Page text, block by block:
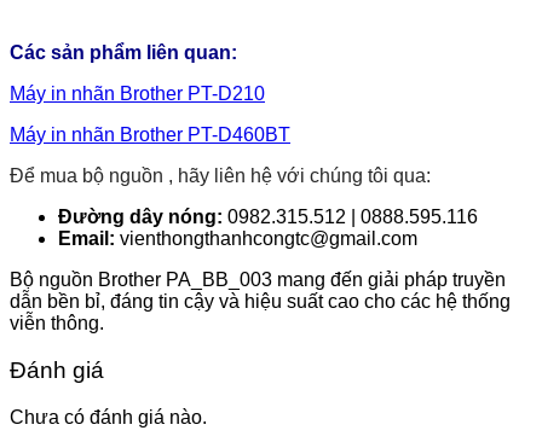
Các sản phẩm liên quan:
Máy in nhãn Brother PT-D210
Máy in nhãn Brother PT-D460BT
Để mua bộ nguồn , hãy liên hệ với chúng tôi qua:
Đường dây nóng: 0982.315.512 | 0888.595.116
Email: vienthongthanhcongtc@gmail.com
Bộ nguồn Brother PA_BB_003 mang đến giải pháp truyền
dẫn bền bỉ, đáng tin cậy và hiệu suất cao cho các hệ thống
viễn thông.
Đánh giá
Chưa có đánh giá nào.